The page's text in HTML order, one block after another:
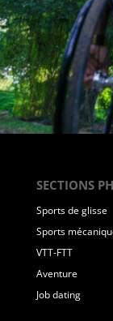
SECTIONS
Sports de glisse
Sports
VTT-FTT
Aventure
Job dating